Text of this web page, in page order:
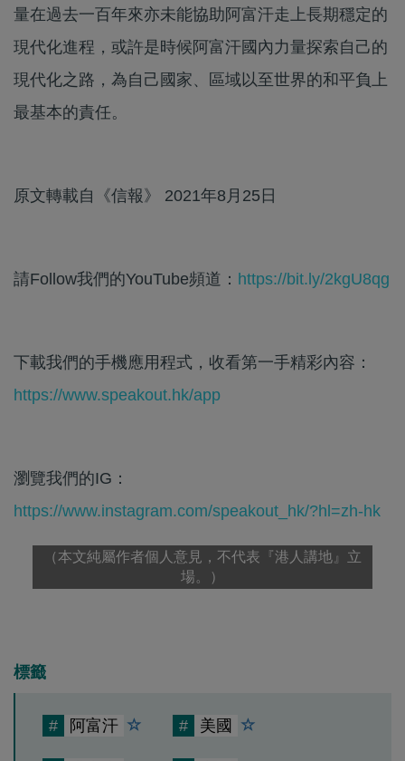
量在過去一百年來亦未能協助阿富汗走上長期穩定的
現代化進程，或許是時候阿富汗國內力量探索自己的
現代化之路，為自己國家、區域以至世界的和平負上
最基本的責任。
原文轉載自《信報》 2021年8月25日
請Follow我們的YouTube頻道： https://bit.ly/2kgU8qg
下載我們的手機應用程式，收看第一手精彩內容：
https://www.speakout.hk/app
瀏覽我們的IG：
https://www.instagram.com/speakout_hk/?hl=zh-hk
（本文純屬作者個人意見，不代表『港人講地』立
場。）
標籤
# 阿富汗 # 美國